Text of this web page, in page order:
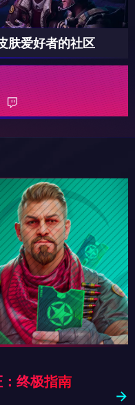
肤爱好者的社区
终极指南